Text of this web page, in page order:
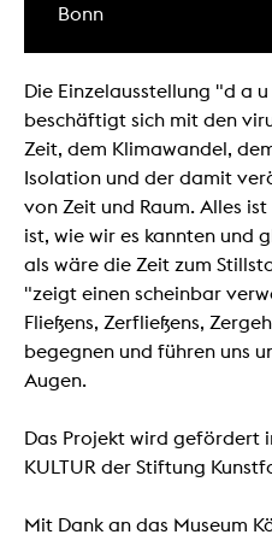
Bonn
Die Einzelausstellung "d a
beschäftigt sich mit den
Zeit, dem Klimawandel,
Isolation und der damit
von Zeit und Raum. Alles
ist, wie wir es kannten und
als wäre die Zeit zum
"zeigt einen scheinbar
Fließens, Zerfließens,
begegnen und führen uns
Augen.
Das Projekt wird gefördert
KULTUR der Stiftung
Mit Dank an das Museum